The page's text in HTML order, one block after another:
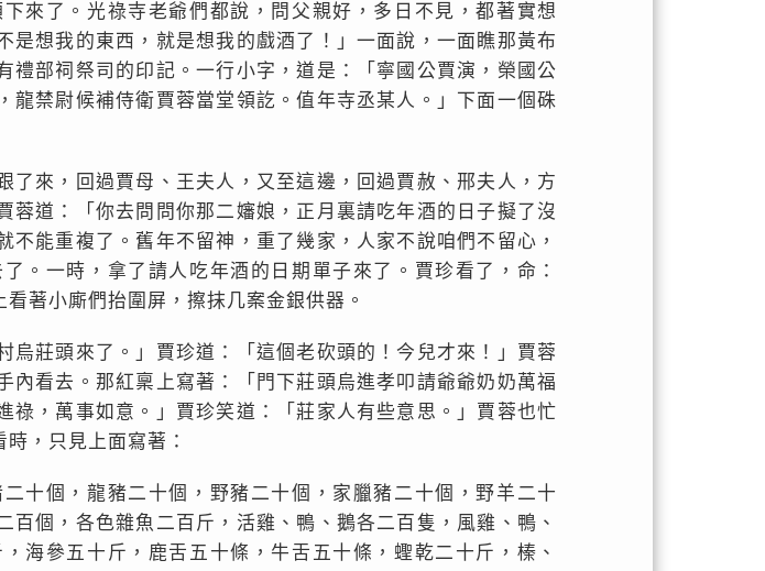
來了。光祿寺老爺們都說，問父親好，多日不見，都著實想
想我的東西，就是想我的戲酒了！」一面說，一面瞧那黃布
禮部祠祭司的印記。一行小字，道是：「寧國公賈演，榮國公
禁尉候補侍衛賈蓉當堂領訖。值年寺丞某人。」下面一個硃
來，回過賈母、王夫人，又至這邊，回過賈赦、邢夫人，方
道：「你去問問你那二嬸娘，正月裏請吃年酒的日子擬了沒
能重複了。舊年不留神，重了幾家，人家不說咱們不留心，
。一時，拿了請人吃年酒的日期單子來了。賈珍看了，命：
著小廝們抬圍屏，擦抹几案金銀供器。
莊頭來了。」賈珍道：「這個老砍頭的！今兒才來！」賈蓉
看去。那紅稟上寫著：「門下莊頭烏進孝叩請爺爺奶奶萬福
，萬事如意。」賈珍笑道：「莊家人有些意思。」賈蓉也忙
，只見上面寫著：
十個，龍豬二十個，野豬二十個，家臘豬二十個，野羊二十
個，各色雜魚二百斤，活雞、鴨、鵝各二百隻，風雞、鴨、
海參五十斤，鹿舌五十條，牛舌五十條，蟶乾二十斤，榛、